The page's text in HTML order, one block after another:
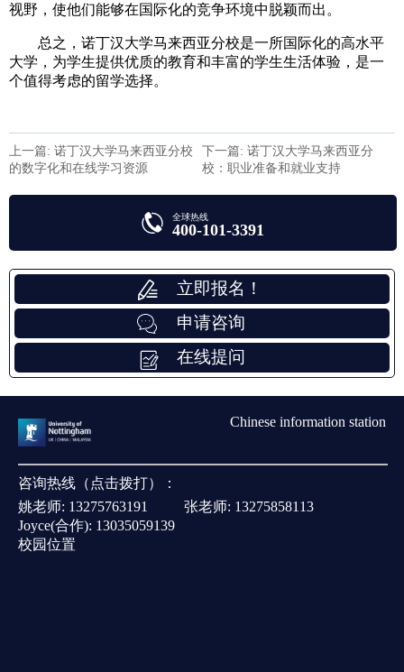
视野，使他们能够在国际化的竞争环境中脱颖而出。
总之，诺丁汉大学马来西亚分校是一所国际化的高水平
大学，为学生提供优质的教育和丰富的学生生活体验，是一
个值得考虑的留学选择。
上一篇: 诺丁汉大学马来西亚分校
的数字化和在线学习资源
下一篇: 诺丁汉大学马来西亚分
校：职业准备和就业支持
全球热线
400-101-3391
立即报名！
申请咨询
在线提问
Chinese information station
咨询热线（点击拨打）：
姚老师: 13275763191 张老师: 13275858113
Joyce(合作): 13035059139
校园位置